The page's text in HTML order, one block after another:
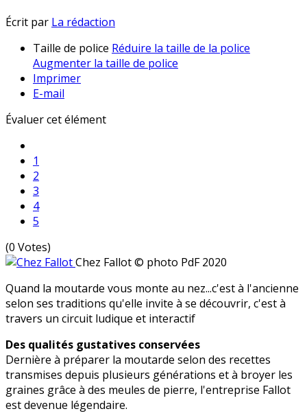
Écrit par La rédaction
Taille de police Réduire la taille de la police
Augmenter la taille de police
Imprimer
E-mail
Évaluer cet élément
1
2
3
4
5
(0 Votes)
Chez Fallot© photo PdF 2020
Quand la moutarde vous monte au nez...c'est à l'ancienne
selon ses traditions qu'elle invite à se découvrir, c'est à
travers un circuit ludique et interactif
Des qualités gustatives conservées
Dernière à préparer la moutarde selon des recettes
transmises depuis plusieurs générations et à broyer les
graines grâce à des meules de pierre, l'entreprise Fallot
est devenue légendaire.